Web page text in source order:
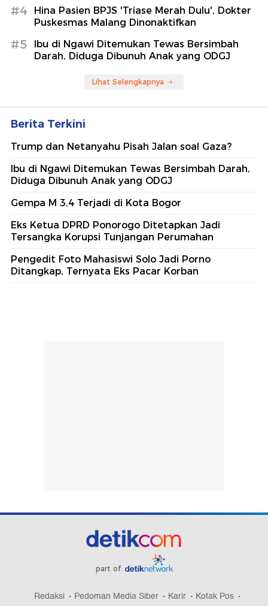
#4
Hina Pasien BPJS 'Triase Merah Dulu', Dokter
Puskesmas Malang Dinonaktifkan
#5
Ibu di Ngawi Ditemukan Tewas Bersimbah
Darah, Diduga Dibunuh Anak yang ODGJ
Lihat Selengkapnya
Berita Terkini
Trump dan Netanyahu Pisah Jalan soal Gaza?
Ibu di Ngawi Ditemukan Tewas Bersimbah Darah,
Diduga Dibunuh Anak yang ODGJ
Gempa M 3,4 Terjadi di Kota Bogor
Eks Ketua DPRD Ponorogo Ditetapkan Jadi
Tersangka Korupsi Tunjangan Perumahan
Pengedit Foto Mahasiswi Solo Jadi Porno
Ditangkap, Ternyata Eks Pacar Korban
part of
Redaksi Pedoman Media Siber Karir
Kotak Pos